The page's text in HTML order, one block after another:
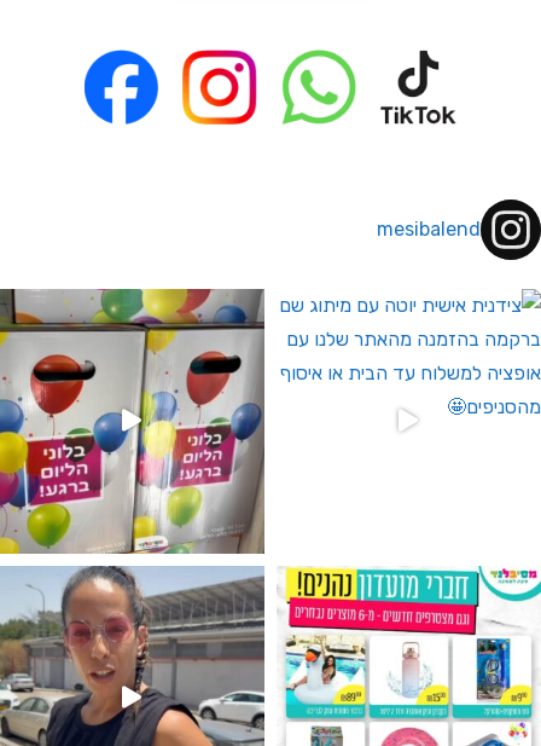
mesibalend
לחברי מועדון ומצטרפים חדשים🤍
מין העובר רק במסיבלנד !! קיים